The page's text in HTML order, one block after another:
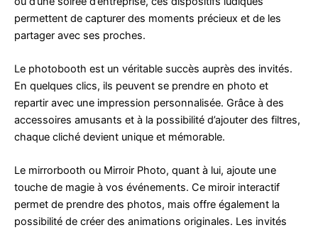
permettent de capturer des moments précieux et de les
partager avec ses proches.
Le photobooth est un véritable succès auprès des invités.
En quelques clics, ils peuvent se prendre en photo et
repartir avec une impression personnalisée. Grâce à des
accessoires amusants et à la possibilité d’ajouter des filtres,
chaque cliché devient unique et mémorable.
Le mirrorbooth ou Mirroir Photo, quant à lui, ajoute une
touche de magie à vos événements. Ce miroir interactif
permet de prendre des photos, mais offre également la
possibilité de créer des animations originales. Les invités